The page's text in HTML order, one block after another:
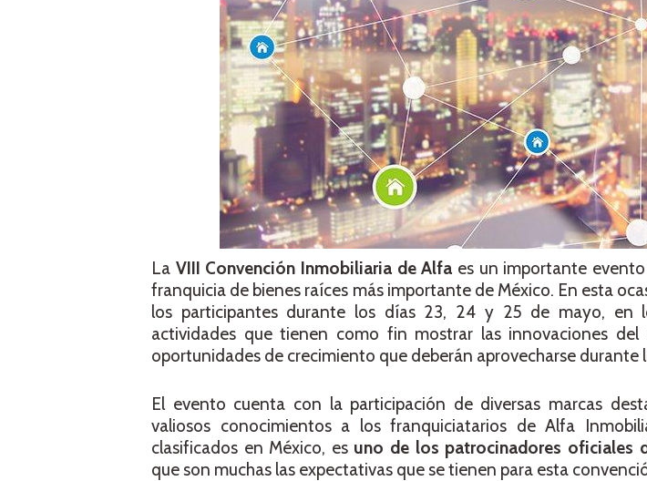
La VIII Convención Inmobiliaria de Alfa es un importante
franquicia de bienes raíces más importante de México. En esta
los participantes durante los días 23, 24 y 25 de mayo, en
actividades que tienen como fin mostrar las innovaciones
oportunidades de crecimiento que deberán aprovecharse durante
El evento cuenta con la participación de diversas marcas
valiosos conocimientos a los franquiciatarios de Alfa
clasificados en México, es uno de los patrocinadores oficiales
que son muchas las expectativas que se tienen para esta